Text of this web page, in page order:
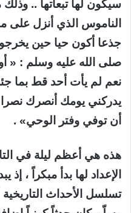
سيكون لها تبعاتها ..
الناموس الذي أنزل على
جذعا أكون حيا حين
صلى الله عليه وسلم : «
نعم لم يأت أحد قط بما
يدركني يومك أنصرك
أن توفي وفتر الوحي» .
هذه هي أعظم ليلة في
الإعداد لها بدأ مبكراً ،
تسلسل الأحداث التاريخية